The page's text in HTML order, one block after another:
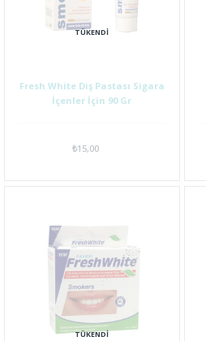
TÜKENDI
Fresh White Diş Pastası Sigara
İçenler İçin 90 Gr
₺15,00
TÜKENDI